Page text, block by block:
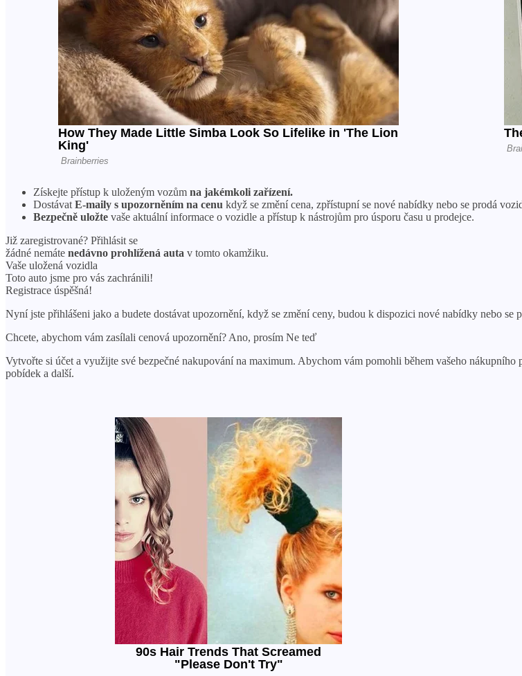
Získejte přístup k uloženým vozům na jakémkoli zařízení.
Dostávat E-maily s upozorněním na cenu když se změní cena, zpřístupní se nové nabídky nebo se prodá
Bezpečně uložte vaše aktuální informace o vozidle a přístup k nástrojům pro úsporu času u prodejce.
Již zaregistrované? Přihlásit se
žádné nemáte nedávno prohlížená auta v tomto okamžiku.
Vaše uložená vozidla
Toto auto jsme pro vás zachránili!
Registrace úspěšná!
Nyní jste přihlášeni jako a budete dostávat upozornění, když se změní ceny, budou k dispozici nové nabídky nebo se
Chcete, abychom vám zasílali cenová upozornění? Ano, prosím Ne teď
Vytvořte si účet a využijte své bezpečné nakupování na maximum. Abychom vám pomohli během vašeho
pobídek a další.